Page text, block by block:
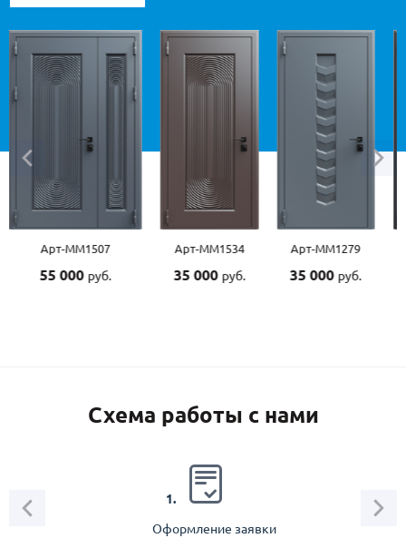
Арт-ММ1534
35 000руб.
Арт-ММ1279
35 000руб.
Арт-ММ1570
45 000руб.
Схема работы с нами
1.
Оформление заявки